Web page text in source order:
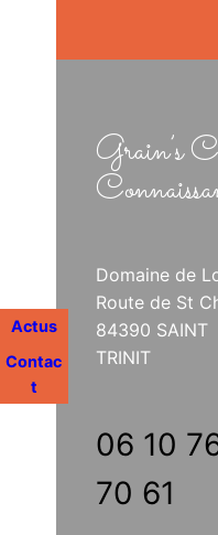
Actus
Contac
t
Grain’s
Domaine de
Route de St
84390 SAINT
TRINIT
06 10
70 61